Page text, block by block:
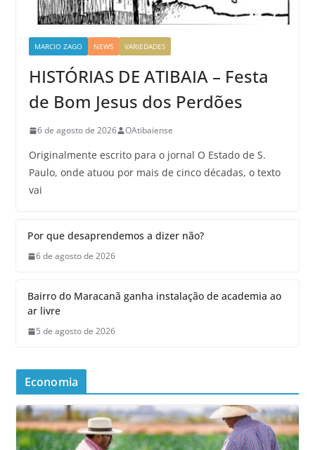
MARCIO ZAGO NEWS VARIEDADES
HISTÓRIAS DE ATIBAIA – Festa
de Bom Jesus dos Perdões
6 de agosto de 2026 OAtibaiense
Originalmente escrito para o jornal O Estado de S.
Paulo, onde atuou por mais de cinco décadas, o texto
vai
Por que desaprendemos a dizer não?
6 de agosto de 2026
Bairro do Maracanã ganha instalação de academia ao
ar livre
5 de agosto de 2026
Economia